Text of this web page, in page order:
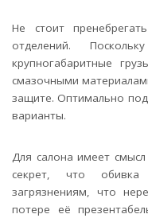
Не стоит
отделений.
крупногабаритные
смазочными
защите. Оптимально
варианты.
Для салона имеет
секрет, что
загрязнениям, что
потере её